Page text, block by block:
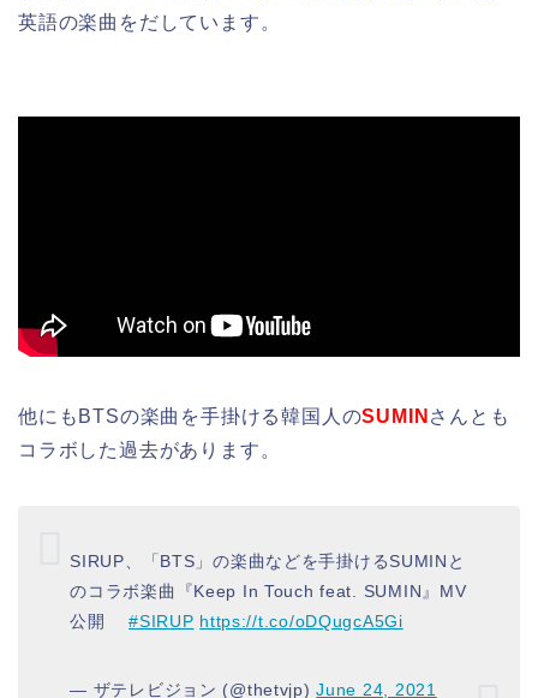
英語の楽曲をだしています。
他にもBTSの楽曲を手掛ける韓国人のSUMIN さんとも
コラボした過去があります。
SIRUP、「BTS」の楽曲などを手掛けるSUMINと
のコラボ楽曲『Keep In Touch feat. SUMIN』MV
公開#SIRUP https://t.co/oDQugcA5Gi
— ザテレビジョン (@thetvjp)June 24, 2021